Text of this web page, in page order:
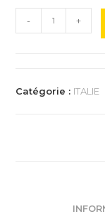
quantité
de
Col
- +
Catégorie : ITALIE